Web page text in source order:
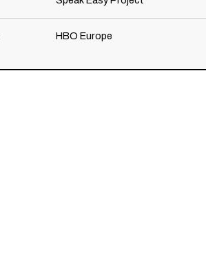
HBO Europe